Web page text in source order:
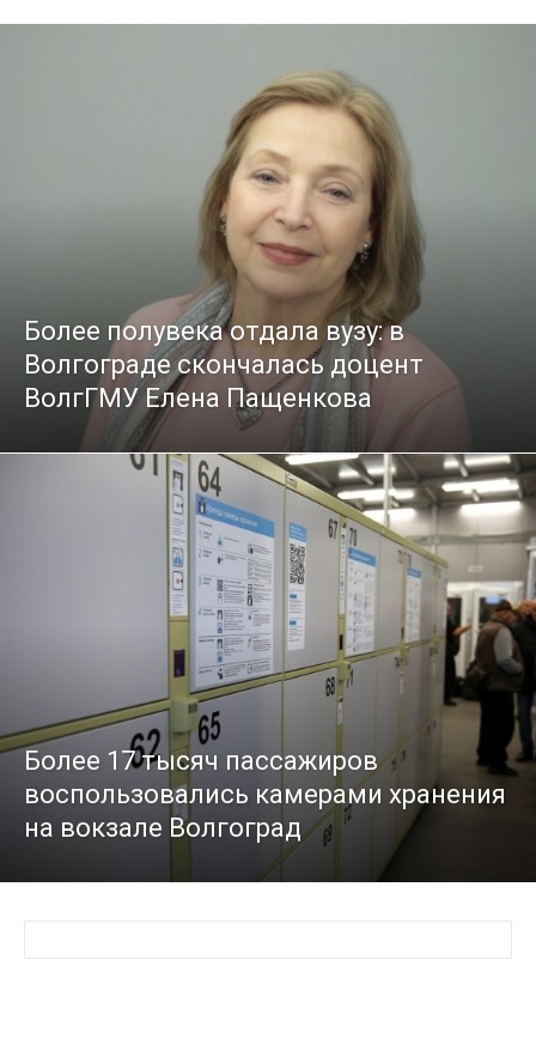
Более полувека отдала вузу: в
Волгограде скончалась доцент
ВолгГМУ Елена Пащенкова
Более 17 тысяч пассажиров
воспользовались камерами хранения
на вокзале Волгоград